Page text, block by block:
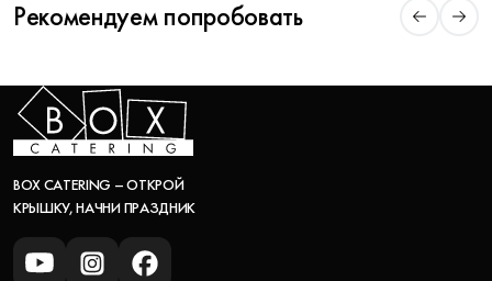
Рекомендуем попробовать
BOX CATERING – ОТКРОЙ
КРЫШКУ, НАЧНИ ПРАЗДНИК